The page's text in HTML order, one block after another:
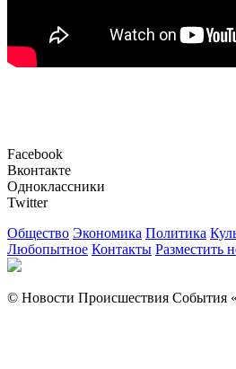
Facebook
Вконтакте
Одноклассники
Twitter
Общество Экономика Политика
Любопытное Контакты Разместить
© Новости Происшествия События